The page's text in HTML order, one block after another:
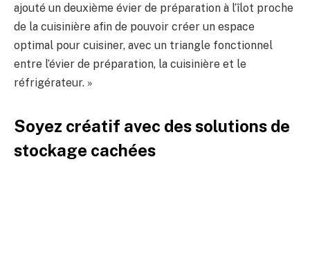
ajouté un deuxième évier de préparation à l’îlot proche
de la cuisinière afin de pouvoir créer un espace
optimal pour cuisiner, avec un triangle fonctionnel
entre l’évier de préparation, la cuisinière et le
réfrigérateur. »
Soyez créatif avec des solutions de
stockage cachées